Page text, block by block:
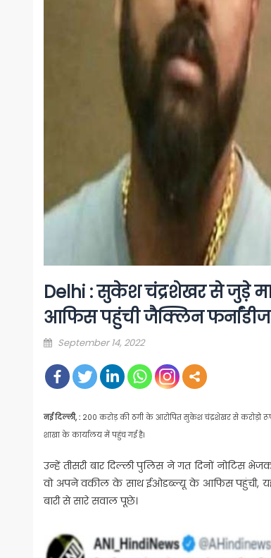
Delhi : सुकेश चंद्रशेखर से जुड़े
आफिस पहुंची जैक्लिन फर्नांडीज
Posted
September 14, 2022
नई दिल्ली, : 200 करोड़ की ठगी के आरोपित सुकेश चंद्रशेखर से करोड़ो
शाखा के कार्यालय में पहुंच गई है।
उन्हें तीसरी बार दिल्ली पुलिस ने गत दिनों नोटिस
वो अपने वकील के साथ ईओडब्ल्यू के आफिस पहुंची,
बारी से सारे सवाल पूछे।